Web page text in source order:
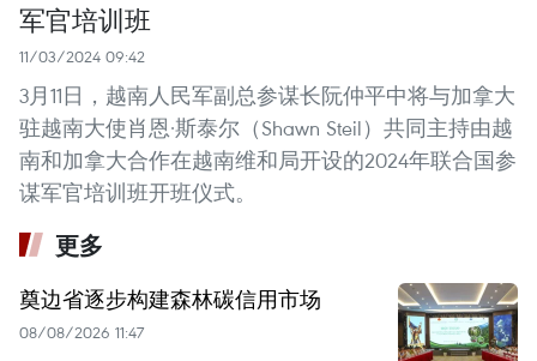
军官培训班
11/03/2024 09:42
3月11日，越南人民军副总参谋长阮仲平中将与加拿大
驻越南大使肖恩·斯泰尔（Shawn Steil）共同主持由越
南和加拿大合作在越南维和局开设的2024年联合国参
谋军官培训班开班仪式。
更多
奠边省逐步构建森林碳信用市场
08/08/2026 11:47